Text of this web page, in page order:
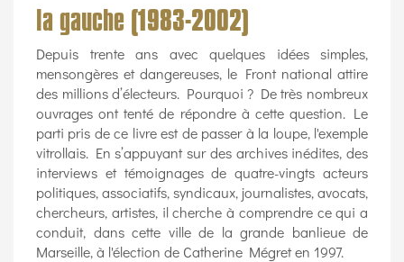
la gauche (1983-2002)
Depuis trente ans avec quelques idées simples,
mensongères et dangereuses, le Front national attire
des millions d’électeurs. Pourquoi ? De très nombreux
ouvrages ont tenté de répondre à cette question. Le
parti pris de ce livre est de passer à la loupe, l'exemple
vitrollais. En s’appuyant sur des archives inédites, des
interviews et témoignages de quatre-vingts acteurs
politiques, associatifs, syndicaux, journalistes, avocats,
chercheurs, artistes, il cherche à comprendre ce qui a
conduit, dans cette ville de la grande banlieue de
Marseille, à l'élection de Catherine Mégret en 1997.